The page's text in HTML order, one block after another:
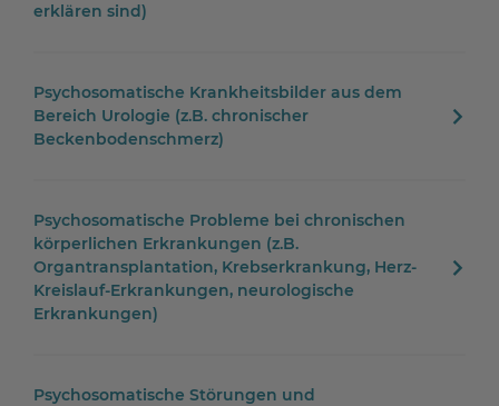
erklären sind)
Psychosomatische Krankheitsbilder aus dem
Bereich Urologie (z.B. chronischer
Beckenbodenschmerz)
Psychosomatische Probleme bei chronischen
körperlichen Erkrankungen (z.B.
Organtransplantation, Krebserkrankung, Herz-
Kreislauf-Erkrankungen, neurologische
Erkrankungen)
Psychosomatische Störungen und